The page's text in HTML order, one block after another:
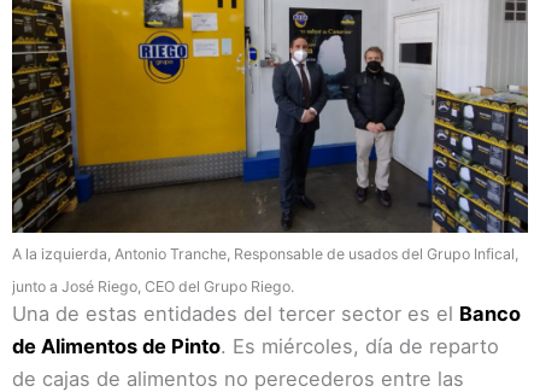
A la izquierda, Antonio Tranche, Responsable de usados del Grupo Infical,
junto a José Riego, CEO del Grupo Riego.
Una de estas entidades del tercer sector es el Banco
de Alimentos de Pinto. Es miércoles, día de reparto
de cajas de alimentos no perecederos entre las